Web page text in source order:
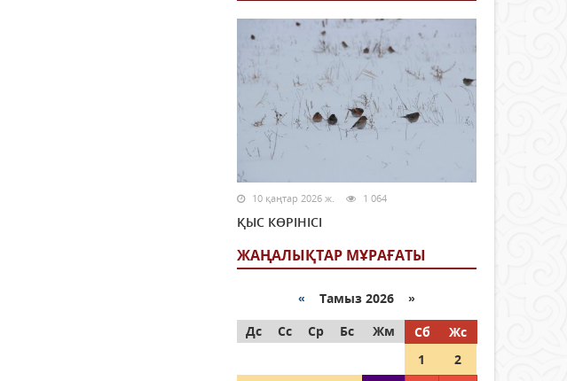
10 қаңтар 2026 ж. 1 064
ҚЫС КӨРІНІСІ
ЖАҢАЛЫҚТАР МҰРАҒАТЫ
« Тамыз 2026 »
Дс
Сс Ср Бс Жм Сб
Жс
1
2